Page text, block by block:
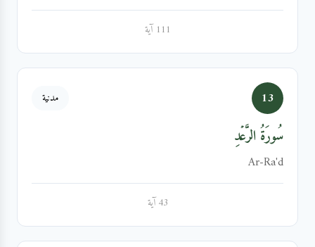
111 آية
13 مدنية
سُورَةُ الرَّعۡدِ
Ar-Ra'd
43 آية